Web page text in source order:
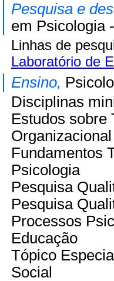
Pesquisa e
em Psicologia
Linhas de
Laboratório de
Ensino,
Disciplinas
Estudos sobre
Fundamentos
Psicologia
Pesquisa
Pesquisa
Processos
Educação
Tópico
Social